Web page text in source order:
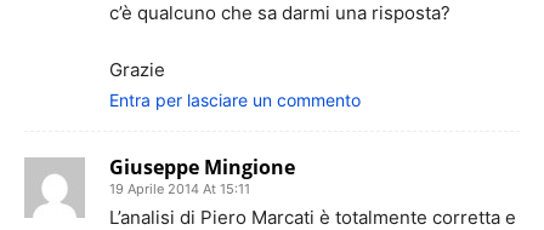
c’è qualcuno che sa darmi una risposta?
Grazie
Entra per lasciare un commento
Giuseppe Mingione
19 Aprile 2014 At 15:11
L’analisi di Piero Marcati è totalmente corretta e